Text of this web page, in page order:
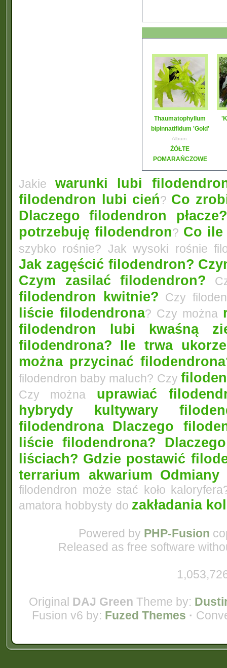
Thaumatophyllum
bipinnatifidum 'Gold'
Album:
ŻÓŁTE
POMARAŃCZOWE
Jakie warunki lubi
filodendron lubi cień? Co
Dlaczego filodendron
potrzebuję filodendron? Co ile
szybko rośnie? Jak wysoki rośnie
Jak zagęścić filodendron?
Czym zasilać filodendron?
filodendron kwitnie? Czy
liście filodendrona? Czy można
filodendron lubi kwaśną
filodendrona? Ile trwa
można przycinać
filodendron baby maluch? Czy
Czy można uprawiać
hybrydy kultywary
filodendrona Dlaczego
liście filodendrona?
liściach? Gdzie postawić
terrarium akwarium
filodendron może stać koło
amatora hobbysty do zakładania
Powered by PHP-Fusion
Released as free software
Original DAJ Green Theme by:
Fusion v6 by: Fuzed Themes ·